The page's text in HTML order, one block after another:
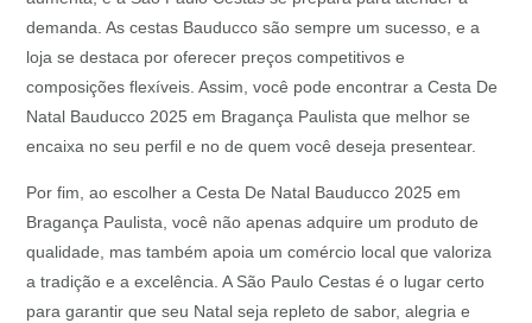
demanda. As cestas Bauducco são sempre um sucesso, e a
loja se destaca por oferecer preços competitivos e
composições flexíveis. Assim, você pode encontrar a Cesta De
Natal Bauducco 2025 em Bragança Paulista que melhor se
encaixa no seu perfil e no de quem você deseja presentear.
Por fim, ao escolher a Cesta De Natal Bauducco 2025 em
Bragança Paulista, você não apenas adquire um produto de
qualidade, mas também apoia um comércio local que valoriza
a tradição e a excelência. A São Paulo Cestas é o lugar certo
para garantir que seu Natal seja repleto de sabor, alegria e